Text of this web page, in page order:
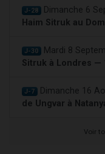
J-28 Dimanche 6
Haim Sitruk au
J-30 Mardi 8
Sitruk à Londres —
J-7 Dimanche 16
de Ungvar à
Voir